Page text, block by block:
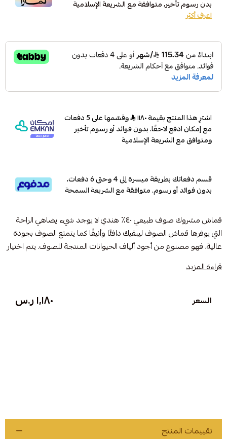
بدون رسوم تأخير، متوافقة مع الشريعة الإسلامية
اعرف أكثر
اشترِ هذا المنتج بقيمة ١١٨٠
وقسّمها على 5 دفعات
مع إمكان ادفع لاحقًا، بدون فوائد أو رسوم تأخير
ومتوافق مع الشريعة الإسلامية
قسم دفعاتك بطريقة ميسرة إلى 4 وحتى 6 دفعات،
بدون فوائد أو رسوم. متوافقة مع الشريعة السمحة
قماش مشروك صوف طبيعي ٤٠٪؜ هندي لا يوجد شيء يضاهي الراحة
التي يوفرها قماش الصوف ليبقيك دافئًا وأنيقًا كما يتمتع الصوف بجودة
عالية، فهو مصنوع من أجود ألياف الحيوانات المنتجة للصوف. يتم اختيار
نسيج فائق الجودة والأداء مقارنة بالصوف العادي
قراءة المزيد
السعر ١٬١٨٠ ر.س
تقييمات المنتج